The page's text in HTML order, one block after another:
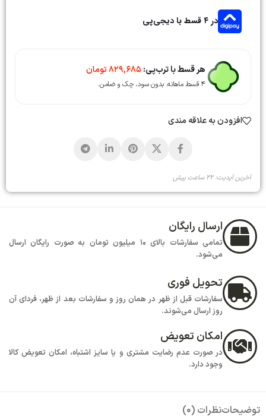
در ۴ قسط با دیجی‌پی
هر قسط با ترب‌پی: 829,685تومان
۴ قسط ماهانه. بدون سود، چک و ضامن.
افزودن به علاقه مندی
آخرین آپدیت: 22 ساعت پیش
ارسال رایگان
تمامی سفارشات بالای 10 میلیون تومان به صورت رایگان ارسال
می‌شود.
تحویل فوری
سفارشات قبل از ظهر در همان روز و سفارشات بعد از ظهر، فردای آن
روز ارسال می‌شوند.
امکان تعویض
در صورت عدم رضایت مشتری و یا سایز اشتباه، امکان تعویض کالا
وجود دارد.
توضیحاتنظرات (0)